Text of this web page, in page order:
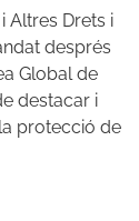
Altres Drets i
després
Global de
destacar i
protecció de